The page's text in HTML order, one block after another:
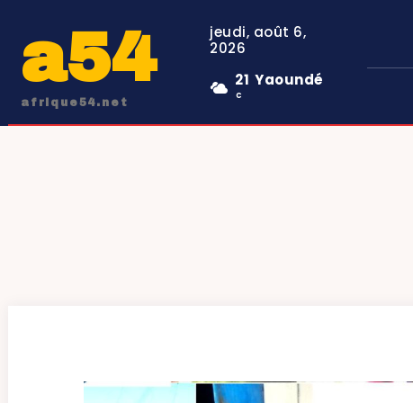
a54
afrique54.net
jeudi, août 6,
2026
21
C
Yaoundé